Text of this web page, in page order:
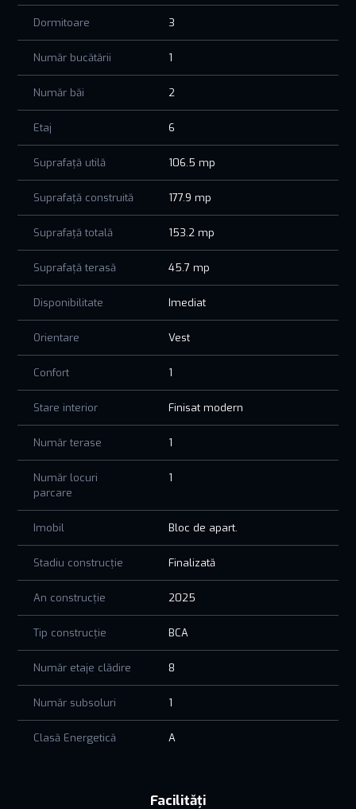
Dormitoare 3
Număr bucătării 1
Număr băi 2
Etaj 6
Suprafață utilă 106.5 mp
Suprafață construită 177.9 mp
Suprafață totală 153.2 mp
Suprafață terasă 45.7 mp
Disponibilitate Imediat
Orientare Vest
Confort 1
Stare interior Finisat modern
Număr terase 1
Număr locuri
parcare
1
Imobil Bloc de apart.
Stadiu construcție Finalizată
An construcție 2025
Tip construcție BCA
Număr etaje clădire 8
Număr subsoluri 1
Clasă Energetică A
Facilități